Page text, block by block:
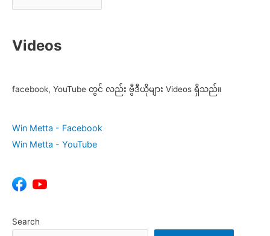
Videos
facebook, YouTube တွင် လည်း ဗွီဒီယိုများ Videos ရှိသည်။
Win Metta - Facebook
Win Metta - YouTube
Search